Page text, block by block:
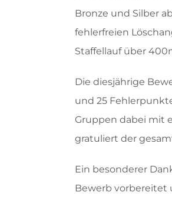
Bronze und Silber
fehlerfreien
Staffellauf über
Die diesjährige
und 25
Gruppen dabei mit
gratuliert der
Ein besonderer
Bewerb